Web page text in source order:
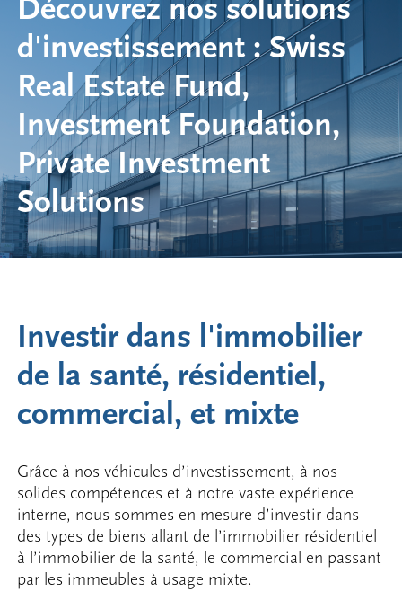
Découvrez nos solutions
d'investissement : Swiss
Real Estate Fund,
Investment Foundation,
Private Investment
Solutions
Investir dans l'immobilier
de la santé, résidentiel,
commercial, et mixte
Grâce à nos véhicules d’investissement, à nos
solides compétences et à notre vaste expérience
interne, nous sommes en mesure d’investir dans
des types de biens allant de l’immobilier résidentiel
à l’immobilier de la santé, le commercial en passant
par les immeubles à usage mixte.